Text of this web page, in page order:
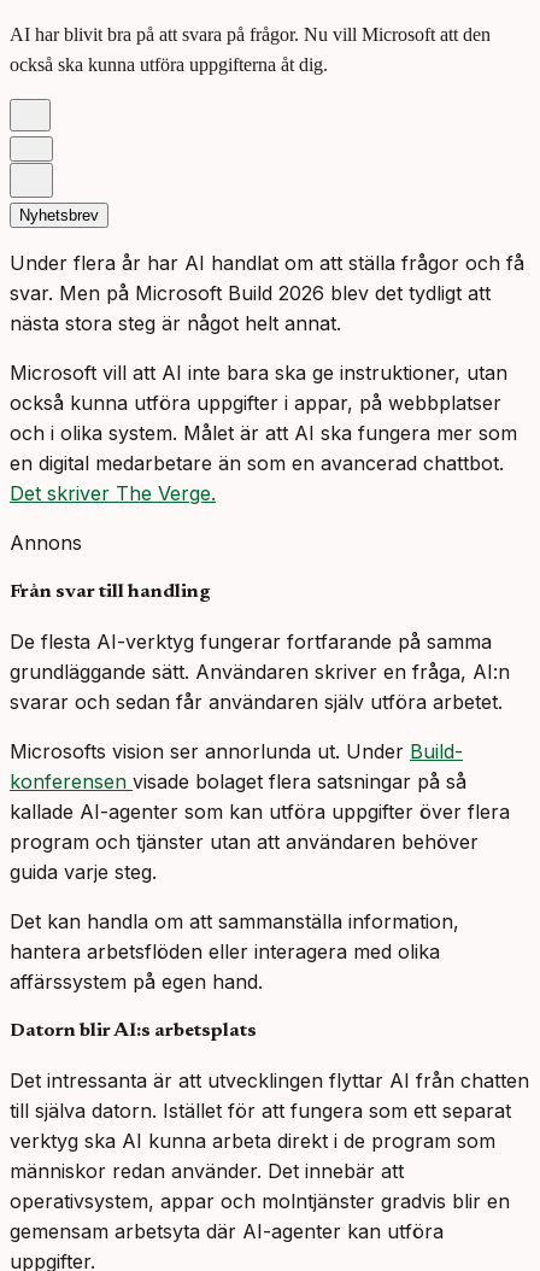
AI har blivit bra på att svara på frågor. Nu vill Microsoft att den
också ska kunna utföra uppgifterna åt dig.
Nyhetsbrev
Under flera år har AI handlat om att ställa frågor och få
svar. Men på Microsoft Build 2026 blev det tydligt att
nästa stora steg är något helt annat.
Microsoft vill att AI inte bara ska ge instruktioner, utan
också kunna utföra uppgifter i appar, på webbplatser
och i olika system. Målet är att AI ska fungera mer som
en digital medarbetare än som en avancerad chattbot.
Det skriver The Verge.
Annons
Från svar till handling
De flesta AI-verktyg fungerar fortfarande på samma
grundläggande sätt. Användaren skriver en fråga, AI:n
svarar och sedan får användaren själv utföra arbetet.
Microsofts vision ser annorlunda ut. Under Build-
konferensen visade bolaget flera satsningar på så
kallade AI-agenter som kan utföra uppgifter över flera
program och tjänster utan att användaren behöver
guida varje steg.
Det kan handla om att sammanställa information,
hantera arbetsflöden eller interagera med olika
affärssystem på egen hand.
Datorn blir AI:s arbetsplats
Det intressanta är att utvecklingen flyttar AI från chatten
till själva datorn. Istället för att fungera som ett separat
verktyg ska AI kunna arbeta direkt i de program som
människor redan använder. Det innebär att
operativsystem, appar och molntjänster gradvis blir en
gemensam arbetsyta där AI-agenter kan utföra
uppgifter.